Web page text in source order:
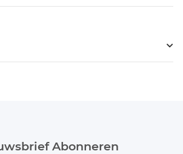
Abonneren